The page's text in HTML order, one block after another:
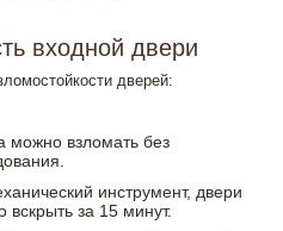
входной двери
дверей:
можно взломать без
инструмент, двери
вскрыть за 15 минут.